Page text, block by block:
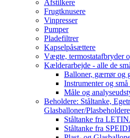
Afstilkere
Frugtknusere
Vinpresser
Pumper
Pladefiltrer
Kapselpåsættere
Vægte, termostatafbryder
Kælderarbejde - alle de
Balloner, gærrør og
Instrumenter og
Måle og
Beholdere: Ståltanke,
Glasballoner/Plasbeholdere
Ståltanke fra
Ståltanke fra